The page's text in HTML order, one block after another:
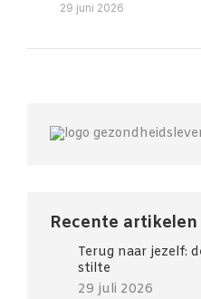
29 juni 2026
Recente artikelen
Terug naar jezelf:
stilte
29 juli 2026